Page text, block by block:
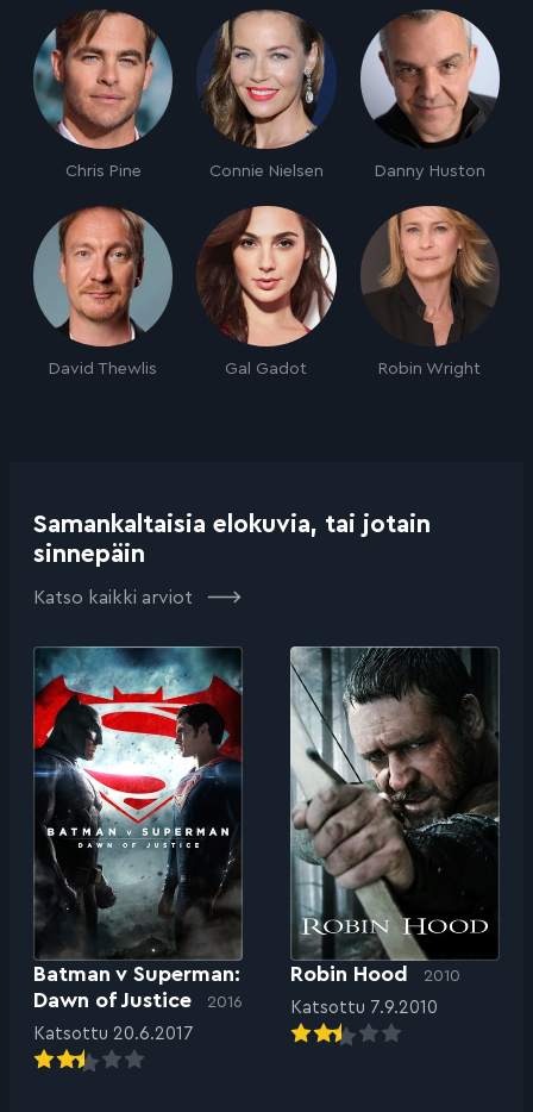
Chris Pine Connie Nielsen Danny Huston
David Thewlis Gal Gadot Robin Wright
Samankaltaisia elokuvia, tai jotain
sinnepäin
Katso kaikki arviot
Batman v Superman:
Dawn of Justice
2016
Katsottu 20.6.2017
Robin Hood 2010
Katsottu 7.9.2010